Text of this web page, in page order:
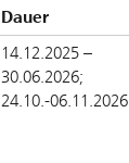
Dauer
14.12.2025 –
30.06.2026;
24.10.-06.11.2026